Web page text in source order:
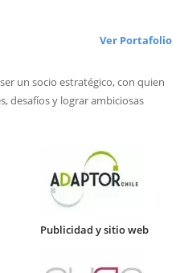
Ver Portafolio
un socio estratégico, con quien
desafíos y lograr ambiciosas
Publicidad y sitio web